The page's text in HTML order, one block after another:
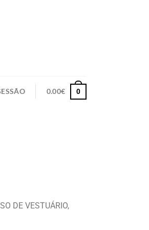
0.00€ 0
DE VESTUÁRIO,